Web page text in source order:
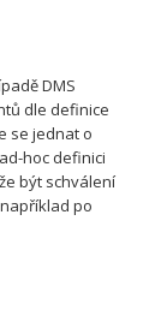
DMS
dle definice
se jednat o
hoc definici
být schválení
po